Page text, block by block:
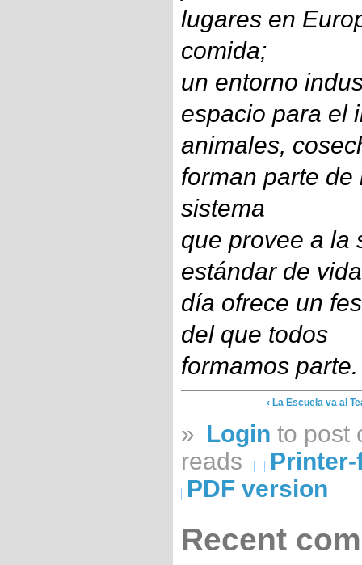
lugares en
comida;
un entorno
espacio para el
animales,
forman parte
sistema
que provee a la
estándar de
día ofrece un
del que todos
formamos parte.
‹ La Escuela va al
» Login to post
reads
PDF version
Recent